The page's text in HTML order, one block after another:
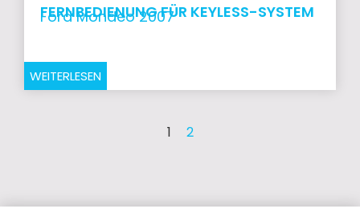
FERNBEDIENUNG FÜR KEYLESS-SYSTEM
Ford Mondeo 2007
WEITERLESEN
1 2